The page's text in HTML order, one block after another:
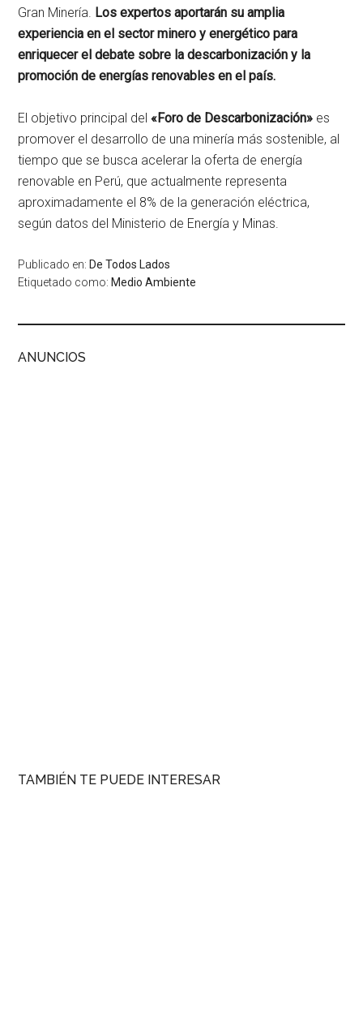
Gran Minería. Los expertos aportarán su amplia
experiencia en el sector minero y energético para
enriquecer el debate sobre la descarbonización y la
promoción de energías renovables en el país.
El objetivo principal del«Foro de Descarbonización» es
promover el desarrollo de una minería más sostenible, al
tiempo que se busca acelerar la oferta de energía
renovable en Perú, que actualmente representa
aproximadamente el 8% de la generación eléctrica,
según datos del Ministerio de Energía y Minas.
Publicado en: De Todos Lados
Etiquetado como: Medio Ambiente
ANUNCIOS
TAMBIÉN TE PUEDE INTERESAR